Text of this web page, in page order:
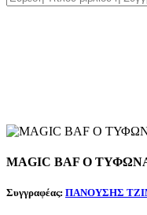
MAGIC BAF Ο
Συγγραφέας: ΠΑΝΟΥΣΗΣ